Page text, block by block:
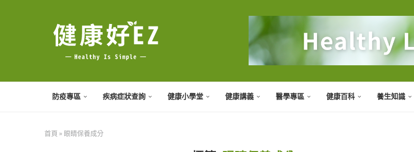
防疫專區 疾病症狀查詢 健康小學堂 健康講義 醫學專區 健康百科 養生知識
首頁 » 眼睛保養成分